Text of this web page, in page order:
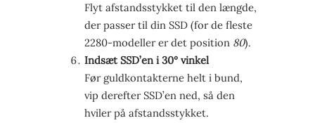
Flyt afstandsstykket til den længde,
der passer til din SSD (for de fleste
2280-modeller er det position 80).
Indsæt SSD’en i 30° vinkel
Før guldkontakterne helt i bund,
vip derefter SSD’en ned, så den
hviler på afstandsstykket.